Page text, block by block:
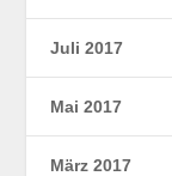
Juli 2017
Mai 2017
März 2017